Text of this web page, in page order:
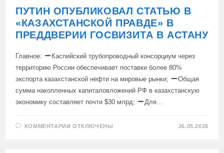
ПУТИН ОПУБЛИКОВАЛ СТАТЬЮ В
«КАЗАХСТАНСКОЙ ПРАВДЕ» В
ПРЕДДВЕРИИ ГОСВИЗИТА В АСТАНУ
Главное:
Каспийский трубопроводный консорциум через
территорию России обеспечивает поставки более 80%
экспорта казахстанской нефти на мировые рынки;
Общая
сумма накопленных капиталовложений РФ в казахстанскую
экономику составляет почти $30 млрд;
Для…
КОММЕНТАРИИ К
ОТКЛЮЧЕНЫ 26.05.2026